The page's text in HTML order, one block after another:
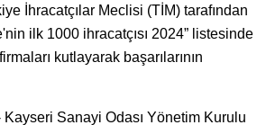
İhracatçılar Meclisi (TİM) tarafından
ilk 1000 ihracatçısı 2024” listesinde
kutlayarak başarılarının
Kayseri Sanayi Odası Yönetim Kurulu